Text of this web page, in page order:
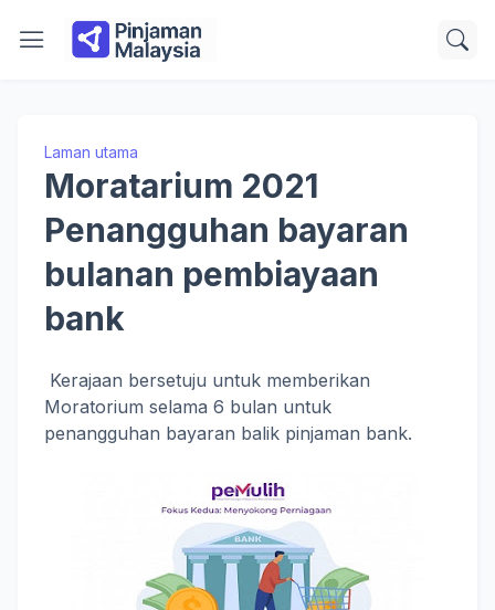
Laman utama
Moratarium 2021
Penangguhan bayaran
bulanan pembiayaan
bank
Kerajaan bersetuju untuk memberikan
Moratorium selama 6 bulan untuk
penangguhan bayaran balik pinjaman bank.